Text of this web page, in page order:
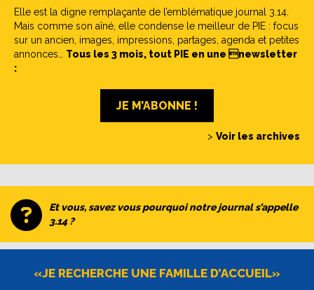
Elle est la digne remplaçante de l’emblématique journal 3.14.
Mais comme son aîné, elle condense le meilleur de PIE : focus
sur un ancien, images, impressions, partages, agenda et petites
annonces… Tous les 3 mois, tout PIE en une newsletter
:
JE M’ABONNE !
> Voir les archives
Et vous, savez vous pourquoi notre journal s’appelle
3.14 ?
«JE RECHERCHE UNE FAMILLE D’ACCUEIL»